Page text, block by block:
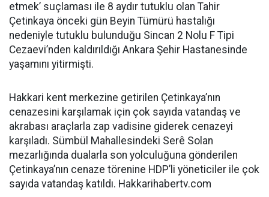
etmek’ suçlaması ile 8 aydır tutuklu olan Tahir
Çetinkaya önceki gün Beyin Tümürü hastalığı
nedeniyle tutuklu bulunduğu Sincan 2 Nolu F Tipi
Cezaevi’nden kaldırıldığı Ankara Şehir Hastanesinde
yaşamını yitirmişti.
Hakkari kent merkezine getirilen Çetinkaya’nın
cenazesini karşılamak için çok sayıda vatandaş ve
akrabası araçlarla zap vadisine giderek cenazeyi
karşıladı. Sümbül Mahallesindeki Serê Solan
mezarlığında dualarla son yolculuğuna gönderilen
Çetinkaya’nın cenaze törenine HDP’li yöneticiler ile çok
sayıda vatandaş katıldı. Hakkarihabertv.com